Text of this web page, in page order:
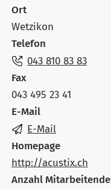
Ort
Wetzikon
Telefon
043 810 83 83
Fax
043 495 23 41
E-Mail
E-Mail
Homepage
http://acustix.ch
Anzahl Mitarbeitende